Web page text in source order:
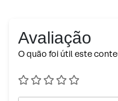
Avaliação
O quão foi útil este